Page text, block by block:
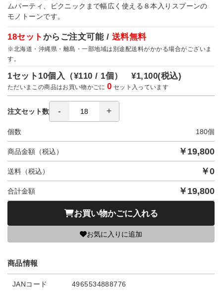
ムパーティ、ピクニックまで幅広く使える８本入りスプーンの
モノトーンです。
18セット からご注文可能 / 送料無料
※北海道・沖縄県・離島・一部地域は別途配送料がかかる場合がございま
す。
1セット10個入（¥110 / 1個）¥1,100(税込)
ただいまこの商品はお買い物かごに0 セット入っています
注文セット数
個数 180個
商品金額（税込） ￥ 19,800
送料（税込） ￥0
合計金額 ￥ 19,800
お買い物かごに入れる
お気に入りに追加
商品情報
JANコード 4965534888776